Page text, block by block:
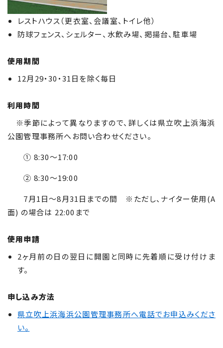
レストハウス（更衣室、会議室、トイレ他）
防球フェンス、シェルター、水飲み場、掲揚台、駐車場
使用期間
12月29・30・31日を除く毎日
利用時間
※季節によって異なりますので、詳しくは県立吹上浜海浜
公園管理事務所へお問い合わせください。
① 8:30～17:00
② 8:30～19:00
7月1日～8月31日までの間 ※ただし、ナイター使用(A
面) の場合は 22:00まで
使用申請
2ヶ月前の日の翌日に開園と同時に先着順に受け付けま
す。
申し込み方法
県立吹上浜海浜公園管理事務所へ電話でお申込みくださ
い。